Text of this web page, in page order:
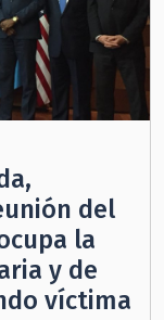
del
la
y de
víctima